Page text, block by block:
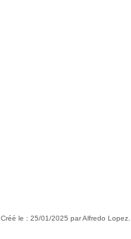
Créé le : 25/01/2025 par Alfredo